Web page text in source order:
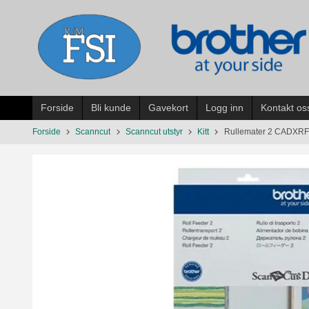
innholdet
Forside Bli kunde Gavekort Logg inn Kontakt
Forside Scanncut Scanncut utstyr Kitt Rullemater 2